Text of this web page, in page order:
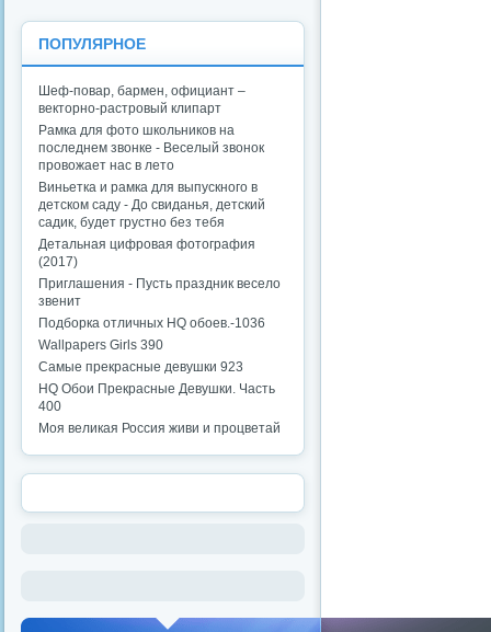
ПОПУЛЯРНОЕ
Шеф-повар, бармен, официант –
векторно-растровый клипарт
Рамка для фото школьников на
последнем звонке - Веселый звонок
провожает нас в лето
Виньетка и рамка для выпускного в
детском саду - До свиданья, детский
садик, будет грустно без тебя
Детальная цифровая фотография
(2017)
Приглашения - Пусть праздник весело
звенит
Подборка отличных HQ обоев.-1036
Wallpapers Girls 390
Самые прекрасные девушки 923
HQ Обои Прекрасные Девушки. Часть
400
Моя великая Россия живи и процветай